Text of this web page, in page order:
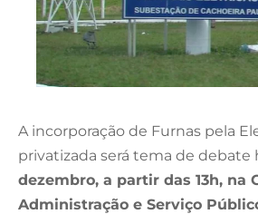
A incorporação de Furnas pela
privatizada será tema de debate
dezembro, a partir das 13h, na
Administração e Serviço